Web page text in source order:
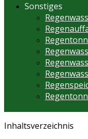
Sonstiges
Inhaltsverzeichnis